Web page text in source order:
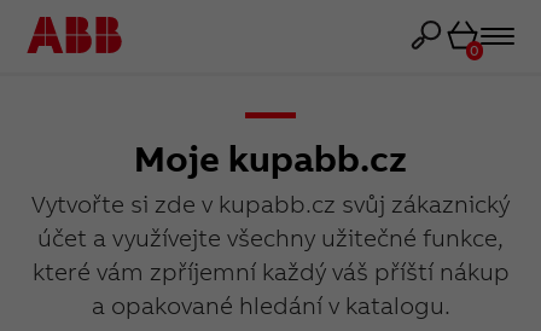
Košík
0
Moje kupabb.cz
Vytvořte si zde v kupabb.cz svůj zákaznický
účet a využívejte všechny užitečné funkce,
které vám zpříjemní každý váš příští nákup
a opakované hledání v katalogu.